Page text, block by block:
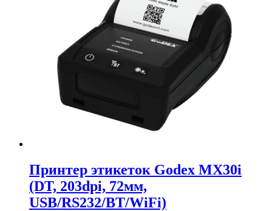
Принтер этикеток Godex MX30i
(DT, 203dpi, 72мм,
USB/RS232/BT/WiFi)